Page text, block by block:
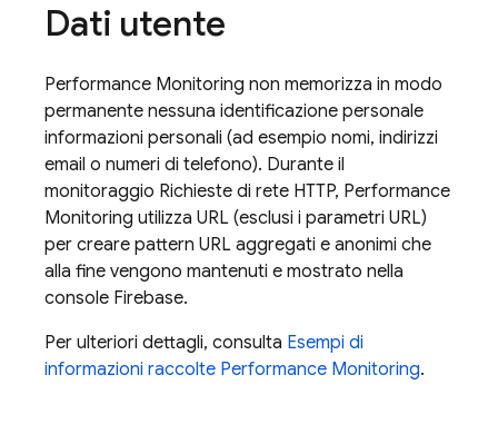
Dati utente
Performance Monitoring non memorizza in modo
permanente nessuna identificazione personale
informazioni personali (ad esempio nomi, indirizzi
email o numeri di telefono). Durante il
monitoraggio Richieste di rete HTTP, Performance
Monitoring utilizza URL (esclusi i parametri URL)
per creare pattern URL aggregati e anonimi che
alla fine vengono mantenuti e mostrato nella
console Firebase.
Per ulteriori dettagli, consulta Esempi di
informazioni raccolte Performance Monitoring.